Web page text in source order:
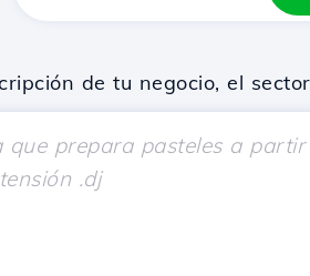
de tu negocio, el